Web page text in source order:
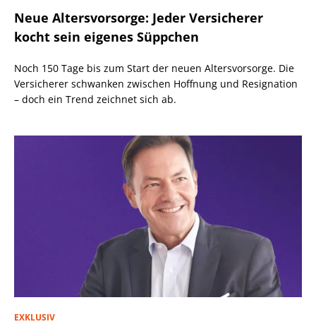
Neue Altersvorsorge: Jeder Versicherer
kocht sein eigenes Süppchen
Noch 150 Tage bis zum Start der neuen Altersvorsorge. Die
Versicherer schwanken zwischen Hoffnung und Resignation
– doch ein Trend zeichnet sich ab.
EXKLUSIV